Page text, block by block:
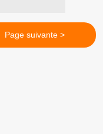
Page suivante >